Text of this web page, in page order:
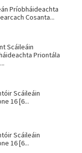
Príobháideachta
Cosanta...
Scáileáin
Priontála
Scáileáin
16 [6...
Scáileáin
16 [6...